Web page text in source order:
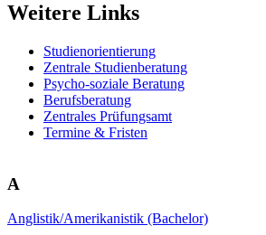
Weitere Links
Studienorientierung
Zentrale Studienberatung
Psycho-soziale Beratung
Berufsberatung
Zentrales Prüfungsamt
Termine & Fristen
A
Anglistik/Amerikanistik (Bachelor)